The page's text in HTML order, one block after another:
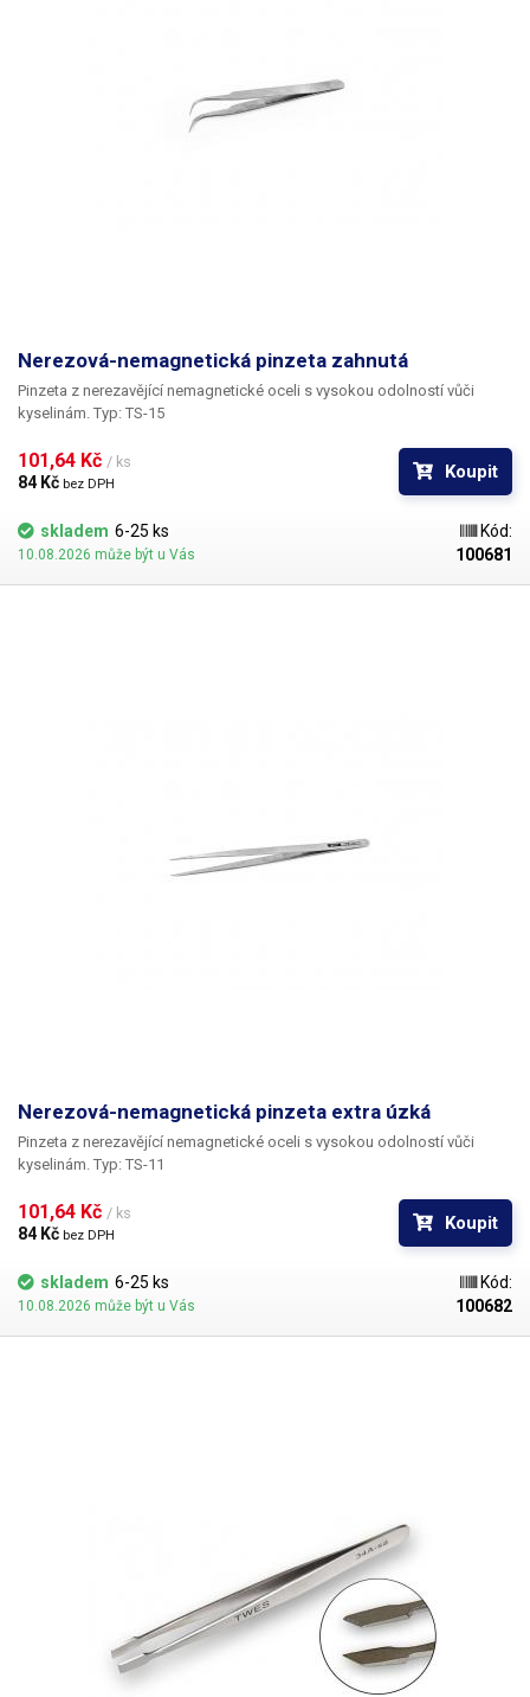
Nerezová-nemagnetická pinzeta zahnutá
Pinzeta z nerezavějící nemagnetické oceli s vysokou odolností vůči
kyselinám. Typ: TS-15
101,64 Kč / ks
84 Kč bez DPH
Koupit
skladem 6-25 ks
10.08.2026 může být u Vás
Kód:
100681
Nerezová-nemagnetická pinzeta extra úzká
Pinzeta z nerezavějící nemagnetické oceli s vysokou odolností vůči
kyselinám. Typ: TS-11
101,64 Kč / ks
84 Kč bez DPH
Koupit
skladem 6-25 ks
10.08.2026 může být u Vás
Kód:
100682